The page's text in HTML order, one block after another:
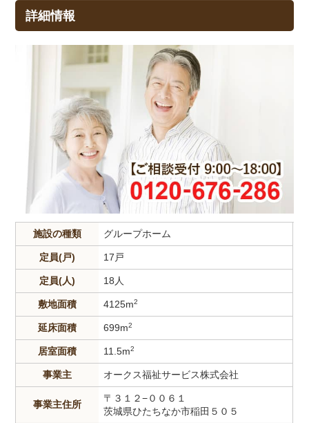
詳細情報
施設の種類 グループホーム
定員(戸) 17戸
定員(人) 18人
敷地面積 4125m2
延床面積 699m2
居室面積 11.5m2
事業主 オークス福祉サービス株式会社
事業主住所
〒３１２−００６１
茨城県ひたちなか市稲田５０５